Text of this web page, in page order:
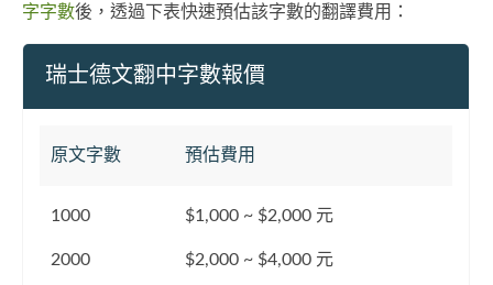
字字數後，透過下表快速預估該字數的翻譯費用：
瑞士德文翻中字數報價
原文字數 預估費用
1000 $1,000 ~ $2,000 元
2000 $2,000 ~ $4,000 元